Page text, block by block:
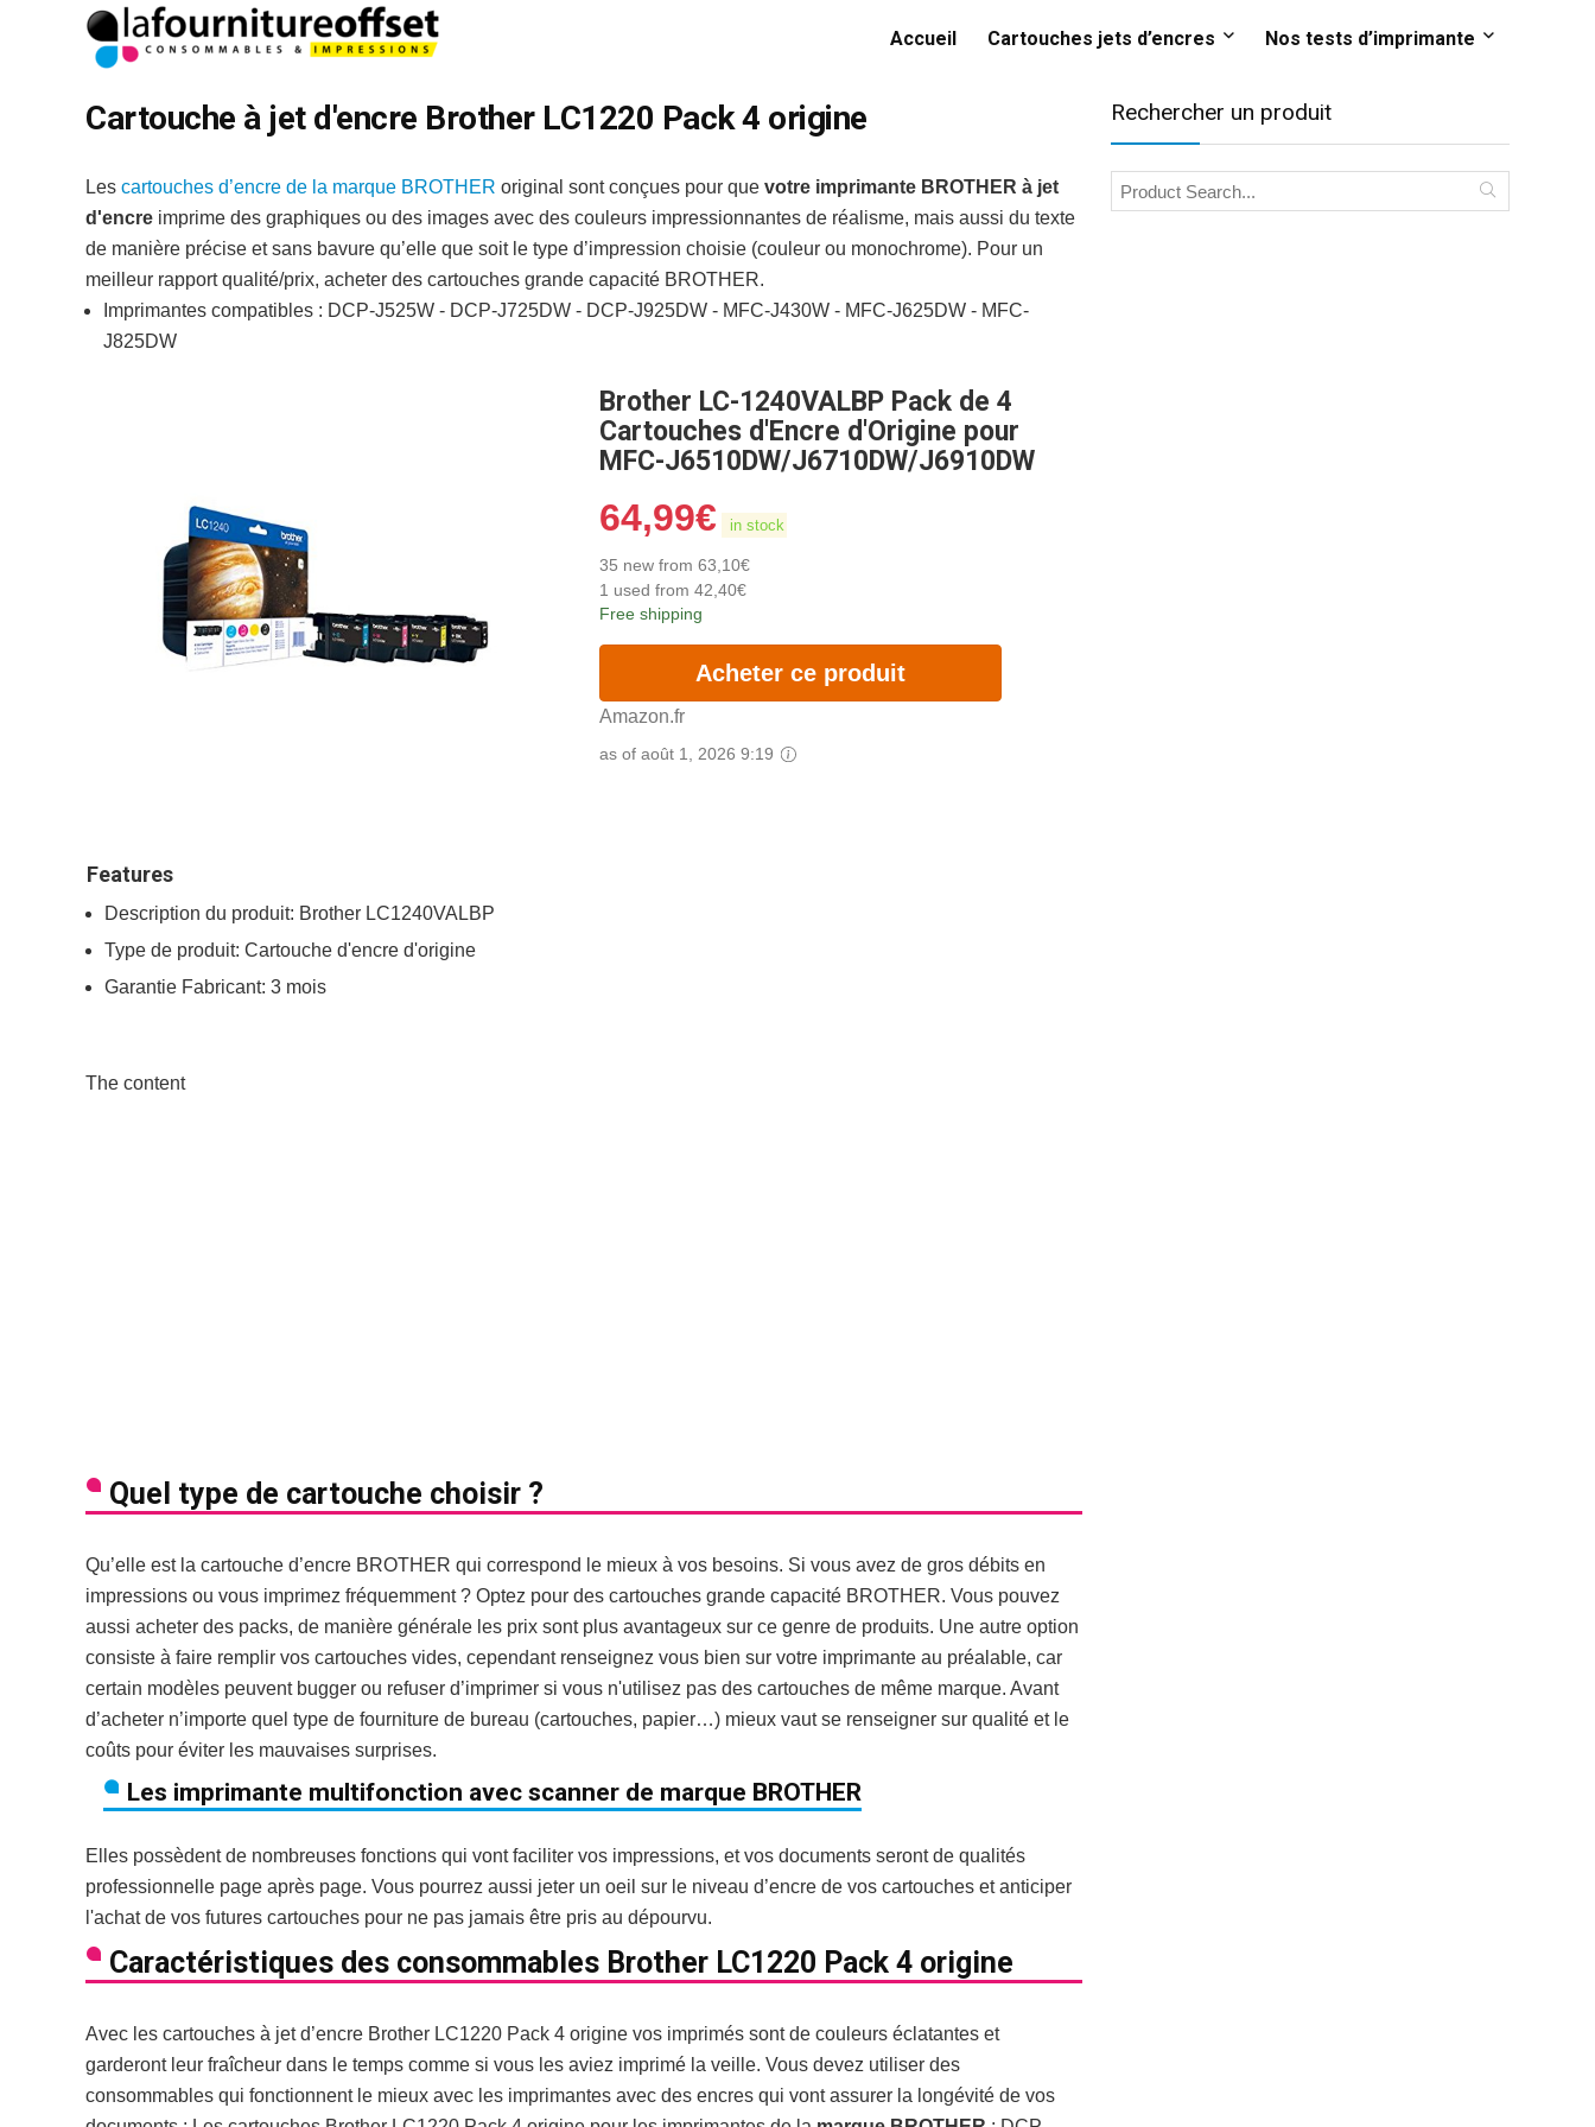
Accueil Cartouches jets d’encres Nos tests d’imprimante
Cartouche à jet d'encre Brother LC1220 Pack 4 origine
Les cartouches d’encre de la marque BROTHER original sont conçues pour que votre imprimante BROTHER à jet
d'encre imprime des graphiques ou des images avec des couleurs impressionnantes de réalisme, mais aussi du texte
de manière précise et sans bavure qu’elle que soit le type d’impression choisie (couleur ou monochrome). Pour un
meilleur rapport qualité/prix, acheter des cartouches grande capacité BROTHER.
Imprimantes compatibles : DCP-J525W - DCP-J725DW - DCP-J925DW - MFC-J430W - MFC-J625DW - MFC-
J825DW
Brother LC-1240VALBP Pack de 4
Cartouches d'Encre d'Origine pour
MFC-J6510DW/J6710DW/J6910DW
64,99€ in stock
35 new from 63,10€
1 used from 42,40€
Free shipping
Acheter ce produit
Amazon.fr
as of août 1, 2026 9:19
Features
Description du produit: Brother LC1240VALBP
Type de produit: Cartouche d'encre d'origine
Garantie Fabricant: 3 mois
The content
Quel type de cartouche choisir ?
Qu’elle est la cartouche d’encre BROTHER qui correspond le mieux à vos besoins. Si vous avez de gros débits en
impressions ou vous imprimez fréquemment ? Optez pour des cartouches grande capacité BROTHER. Vous pouvez
aussi acheter des packs, de manière générale les prix sont plus avantageux sur ce genre de produits. Une autre option
consiste à faire remplir vos cartouches vides, cependant renseignez vous bien sur votre imprimante au préalable, car
certain modèles peuvent bugger ou refuser d’imprimer si vous n'utilisez pas des cartouches de même marque. Avant
d’acheter n’importe quel type de fourniture de bureau (cartouches, papier…) mieux vaut se renseigner sur qualité et le
coûts pour éviter les mauvaises surprises.
Les imprimante multifonction avec scanner de marque BROTHER
Elles possèdent de nombreuses fonctions qui vont faciliter vos impressions, et vos documents seront de qualités
professionnelle page après page. Vous pourrez aussi jeter un oeil sur le niveau d’encre de vos cartouches et anticiper
l'achat de vos futures cartouches pour ne pas jamais être pris au dépourvu.
Caractéristiques des consommables Brother LC1220 Pack 4 origine
Avec les cartouches à jet d’encre Brother LC1220 Pack 4 origine vos imprimés sont de couleurs éclatantes et
garderont leur fraîcheur dans le temps comme si vous les aviez imprimé la veille. Vous devez utiliser des
consommables qui fonctionnent le mieux avec les imprimantes avec des encres qui vont assurer la longévité de vos
Rechercher un produit